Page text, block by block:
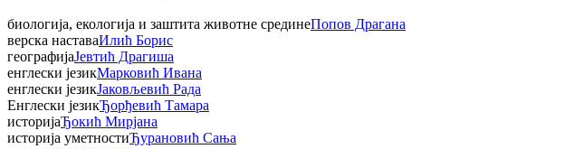
биологија, екологија и заштита животне срединеПопов Драгана
верска наставаИлић Борис
географијаЈевтић Драгиша
енглески језикМарковић Ивана
енглески језикЈаковљевић Рада
Енглески језикЂорђевић Тамара
историјаЂокић Мирјана
историја уметностиЂурановић Сања